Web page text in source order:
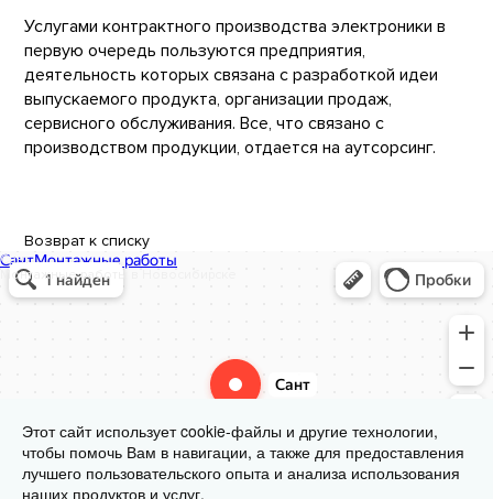
Услугами контрактного производства электроники в
первую очередь пользуются предприятия,
деятельность которых связана с разработкой идеи
выпускаемого продукта, организации продаж,
сервисного обслуживания. Все, что связано с
производством продукции, отдается на аутсорсинг.
Возврат к списку
Сант
Монтажные работы в Новосибирске
Этот сайт использует cookie-файлы и другие технологии,
чтобы помочь Вам в навигации, а также для предоставления
лучшего пользовательского опыта и анализа использования
наших продуктов и услуг.